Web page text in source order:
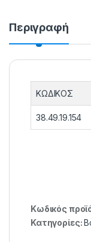
Περιγραφή
ΚΩΔΙΚΟΣ
38.49.19.154
Κωδικός
Κατηγορίες: